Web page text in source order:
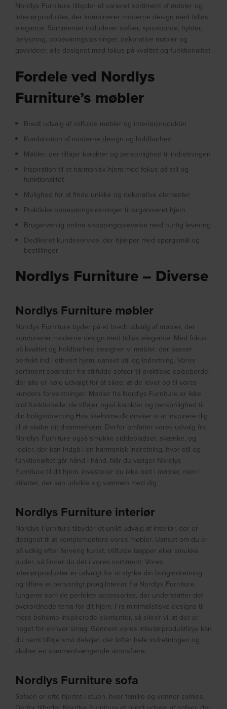
Nordlys Furniture tilbyder et varieret sortiment af møbler og
interiørprodukter, der kombinerer moderne design med tidløs
elegance. Sortimentet inkluderer sofaer, spiseborde, hylder,
belysning, opbevaringsløsninger, dekorative møbler og
gaveideer, alle designet med fokus på kvalitet og funktionalitet.
Fordele ved Nordlys
Furniture’s møbler
Bredt udvalg af stilfulde møbler og interiørprodukter
Kombination af moderne design og holdbarhed
Møbler, der tilføjer karakter og personlighed til indretningen
Inspiration til et harmonisk hjem med fokus på stil og
funktionalitet
Mulighed for at finde unikke og dekorative elementer
Praktiske opbevaringsløsninger til organiseret hjem
Brugervenlig online shoppingoplevelse med hurtig levering
Dedikeret kundeservice, der hjælper med spørgsmål og
bestillinger
Nordlys Furniture – Diverse
Nordlys Furniture møbler
Nordlys Furniture byder på et bredt udvalg af møbler, der
kombinerer moderne design med tidløs elegance. Med fokus
på kvalitet og holdbarhed designer vi møbler, der passer
perfekt ind i ethvert hjem, uanset stil og indretning. Vores
sortiment spænder fra stilfulde sofaer til praktiske spiseborde,
der alle er nøje udvalgt for at sikre, at de lever op til vores
kunders forventninger. Møbler fra Nordlys Furniture er ikke
blot funktionelle; de tilføjer også karakter og personlighed til
din boligindretning.Hos likehome.dk ønsker vi at inspirere dig
til at skabe dit drømmehjem. Derfor omfatter vores udvalg fra
Nordlys Furniture også smukke siddepladser, skænke, og
reoler, der kan indgå i en harmonisk indretning, hvor stil og
funktionalitet går hånd i hånd. Når du vælger Nordlys
Furniture til dit hjem, investerer du ikke blot i møbler, men i
stilarter, der kan udvikle sig sammen med dig.
Nordlys Furniture interiør
Nordlys Furniture tilbyder et unikt udvalg af interiør, der er
designet til at komplementere vores møbler. Uanset om du er
på udkig efter farverig kunst, stilfulde tæpper eller smukke
puder, så finder du det i vores sortiment. Vores
interiørprodukter er udvalgt for at styrke din boligindretning
og tilføre et personligt præg.Interiør fra Nordlys Furniture
fungerer som de perfekte accessories, der understøtter det
overordnede tema for dit hjem. Fra minimalistiske designs til
mere boheme-inspirerede elementer, så sikrer vi, at der er
noget for enhver smag. Gennem vores interiørproduktlinje kan
du nemt tilføje små detaljer, der løfter hele indretningen og
skaber en sammenhængende atmosfære.
Nordlys Furniture sofa
Sofaen er ofte hjertet i stuen, hvor familie og venner samles.